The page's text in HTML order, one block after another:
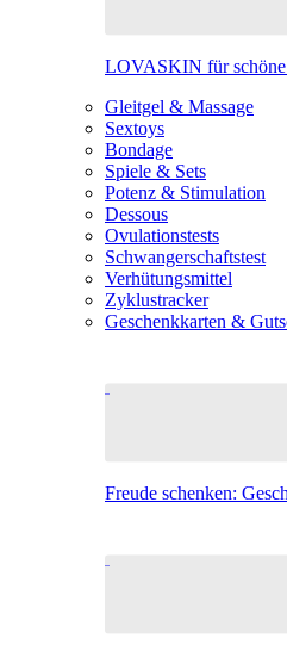
LOVASKIN für schöne
Gleitgel & Massage
Sextoys
Bondage
Spiele & Sets
Potenz & Stimulation
Dessous
Ovulationstests
Schwangerschaftstest
Verhütungsmittel
Zyklustracker
Geschenkkarten &
Freude schenken: